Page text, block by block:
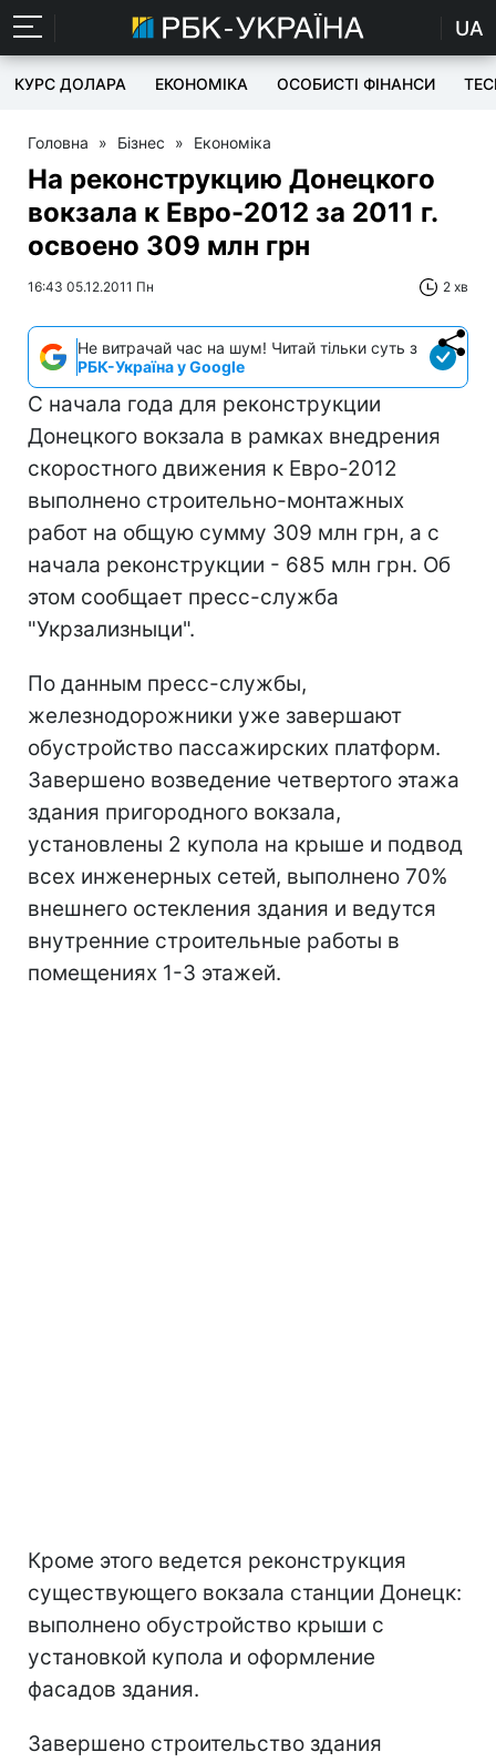
UA
КУРС ДОЛАРА ЕКОНОМІКА ОСОБИСТІ ФІНАНСИ
Головна » Бізнес » Економіка
На реконструкцию Донецкого
вокзала к Евро-2012 за 2011 г.
освоено 309 млн грн
16:43 05.12.2011 Пн 2 хв
Не витрачай час на шум! Читай тільки суть з
РБК-Україна у Google
С начала года для реконструкции
Донецкого вокзала в рамках внедрения
скоростного движения к Евро-2012
выполнено строительно-монтажных
работ на общую сумму 309 млн грн, а с
начала реконструкции - 685 млн грн. Об
этом сообщает пресс-служба
"Укрзализныци".
По данным пресс-службы,
железнодорожники уже завершают
обустройство пассажирских платформ.
Завершено возведение четвертого этажа
здания пригородного вокзала,
установлены 2 купола на крыше и подвод
всех инженерных сетей, выполнено 70%
внешнего остекления здания и ведутся
внутренние строительные работы в
помещениях 1-3 этажей.
Кроме этого ведется реконструкция
существующего вокзала станции Донецк:
выполнено обустройство крыши с
установкой купола и оформление
фасадов здания.
Завершено строительство здания